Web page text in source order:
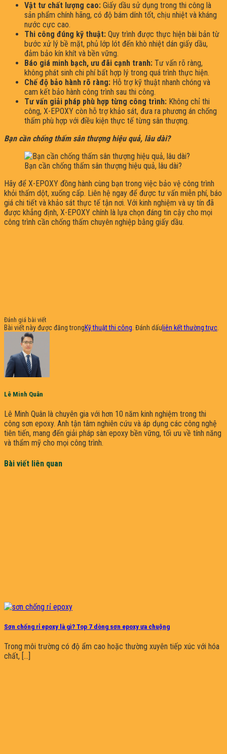
Vật tư chất lượng cao: Giấy dầu sử dụng trong thi công là
sản phẩm chính hãng, có độ bám dính tốt, chịu nhiệt và kháng
nước cực cao.
Thi công đúng kỹ thuật: Quy trình được thực hiện bài bản từ
bước xử lý bề mặt, phủ lớp lót đến khò nhiệt dán giấy dầu,
đảm bảo kín khít và bền vững.
Báo giá minh bạch, ưu đãi cạnh tranh: Tư vấn rõ ràng,
không phát sinh chi phí bất hợp lý trong quá trình thực hiện.
Chế độ bảo hành rõ ràng: Hỗ trợ kỹ thuật nhanh chóng và
cam kết bảo hành công trình sau thi công.
Tư vấn giải pháp phù hợp từng công trình: Không chỉ thi
công, X-EPOXY còn hỗ trợ khảo sát, đưa ra phương án chống
thấm phù hợp với điều kiện thực tế từng sân thượng.
Bạn cần chống thấm sân thượng hiệu quả, lâu dài?
Bạn cần chống thấm sân thượng hiệu quả, lâu dài?
Hãy để X-EPOXY đồng hành cùng bạn trong việc bảo vệ công trình
khỏi thấm dột, xuống cấp. Liên hệ ngay để được tư vấn miễn phí, báo
giá chi tiết và khảo sát thực tế tận nơi. Với kinh nghiệm và uy tín đã
được khẳng định, X-EPOXY chính là lựa chọn đáng tin cậy cho mọi
công trình cần chống thấm chuyên nghiệp bằng giấy dầu.
Đánh giá bài viết
Bài viết này được đăng trongKỹ thuật thi công . Đánh dấu liên kết thường trực
Lê Minh Quân
Lê Minh Quân là chuyên gia với hơn 10 năm kinh nghiệm trong thi
công sơn epoxy. Anh tận tâm nghiên cứu và áp dụng các công nghệ
tiên tiến, mang đến giải pháp sàn epoxy bền vững, tối ưu về tính năng
và thẩm mỹ cho mọi công trình.
Bài viết liên quan
Sơn chống rỉ epoxy là gì? Top 7 dòng sơn epoxy ưa chuộng
Trong môi trường có độ ẩm cao hoặc thường xuyên tiếp xúc với hóa
chất, [...]